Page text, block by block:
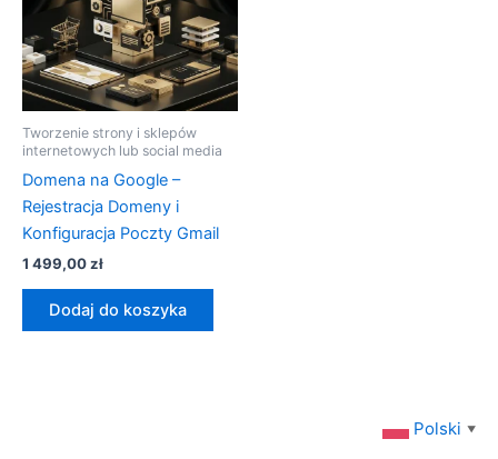
Tworzenie strony i sklepów
internetowych lub social media
Domena na Google –
Rejestracja Domeny i
Konfiguracja Poczty Gmail
1 499,00zł
Dodaj do koszyka
Polski ▼